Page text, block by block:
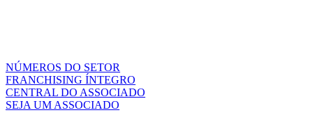
NÚMEROS DO SETOR
FRANCHISING ÍNTEGRO
CENTRAL DO ASSOCIADO
SEJA UM ASSOCIADO